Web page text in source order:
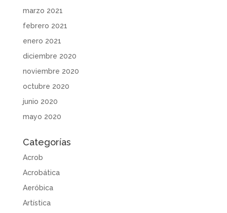
marzo 2021
febrero 2021
enero 2021
diciembre 2020
noviembre 2020
octubre 2020
junio 2020
mayo 2020
Categorías
Acrob
Acrobática
Aeróbica
Artística